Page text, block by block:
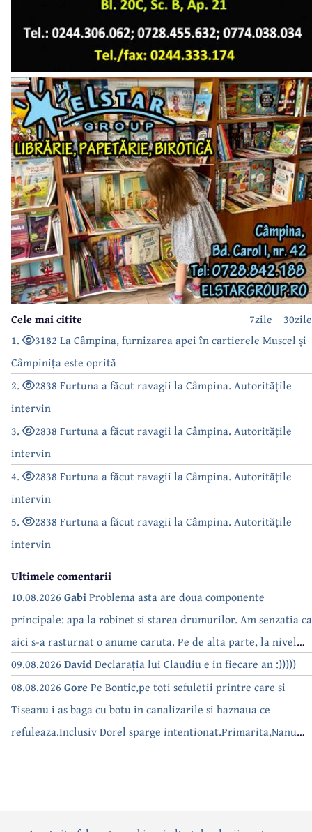
30zile
7zile
Cele mai citite
1.
3182 La Câmpina, furnizarea apei în cartierele Muscel și
Câmpinița este oprită
2.
2838 Furtuna a făcut ravagii la Câmpina. Autoritățile
intervin
3.
2838 Furtuna a făcut ravagii la Câmpina. Autoritățile
intervin
4.
2838 Furtuna a făcut ravagii la Câmpina. Autoritățile
intervin
5.
2838 Furtuna a făcut ravagii la Câmpina. Autoritățile
intervin
Ultimele comentarii
10.08.2026 GabiProblema asta are doua componente
principale: apa la robinet si starea drumurilor. Am senzatia ca
aici s-a rasturnat o anume caruta. Pe de alta parte, la nivel
national, serialul asta deja a difuzat episoadele 'fara apa' si
'fara energie'. Banuiesc ca urmeaza episodul 'fara hrana'.
09.08.2026 DavidDeclarația lui Claudiu e in fiecare an :)))))
08.08.2026 GorePe Bontic,pe toti sefuletii printre care si
Tiseanu i as baga cu botu in canalizarile si haznaua ce
refuleaza.Inclusiv Dorel sparge intentionat.Primarita,Nanu